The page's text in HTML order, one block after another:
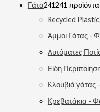
Γάτα241241 προϊόντα
Recycled Plastic
Άμμοι Γάτας -
Αυτόματες
Είδη
Κλουβιά γάτας -
Κρεβατάκια -